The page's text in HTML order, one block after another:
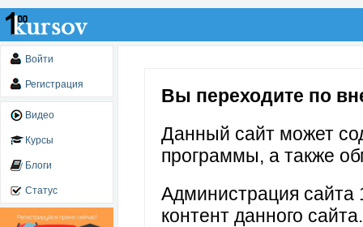
Войти
Регистрация
Видео
Курсы
Блоги
Статус
Вы переходите по
Данный сайт может
программы, а также
Администрация сайта
контент данного сайта.